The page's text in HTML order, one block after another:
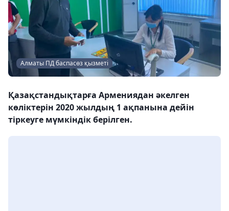
Алматы ПД баспасөз қызметі
Қазақстандықтарға Армениядан әкелген
көліктерін 2020 жылдың 1 ақпанына дейін
тіркеуге мүмкіндік берілген.